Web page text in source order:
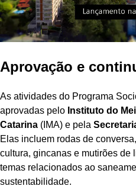
Aprovação e
As atividades do Programa
aprovadas pelo Instituto do
Catarina (IMA) e pela
Elas incluem rodas de
cultura, gincanas e mutirões de
temas relacionados ao
sustentabilidade.